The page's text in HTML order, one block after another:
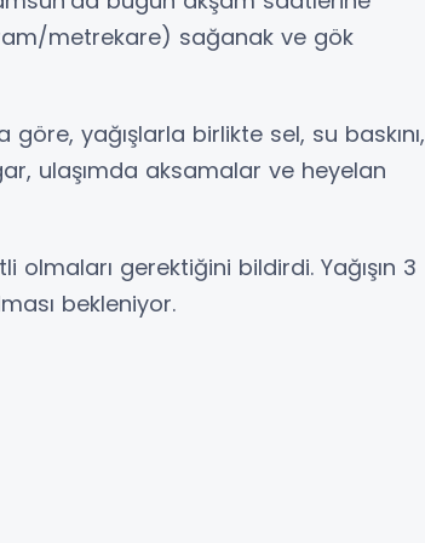
metrekare) sağanak ve gök
göre, yağışlarla birlikte sel, su baskını,
ulaşımda aksamalar ve heyelan
gerektiğini bildirdi. Yağışın 3
bekleniyor.